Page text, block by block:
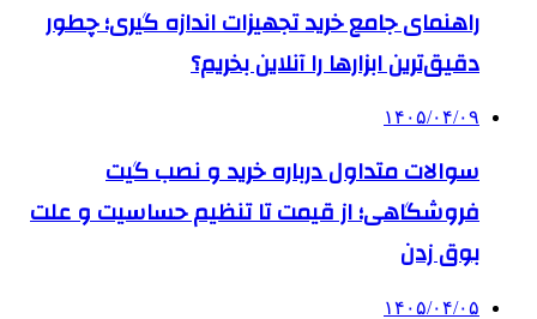
راهنمای جامع خرید تجهیزات اندازه گیری؛ چطور
دقیق‌ترین ابزارها را آنلاین بخریم؟
۱۴۰۵/۰۴/۰۹
سوالات متداول درباره خرید و نصب گیت
فروشگاهی؛ از قیمت تا تنظیم حساسیت و علت
بوق زدن
۱۴۰۵/۰۴/۰۵